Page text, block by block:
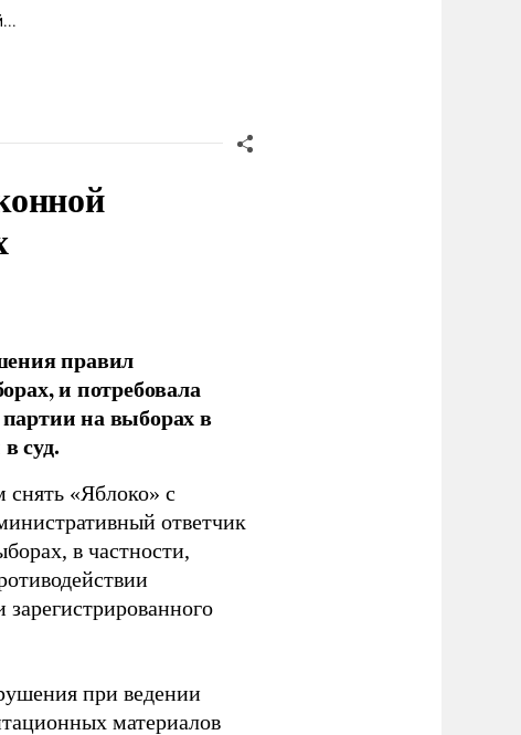
правил
и потребовала
на выборах в
суд.
снять «Яблоко» с
ответчик
в частности,
при ведении
материалов